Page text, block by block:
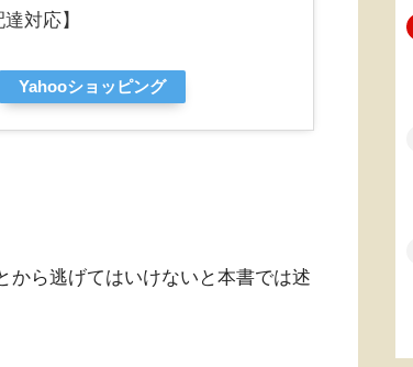
対応】
Yahooショッピング
から逃げてはいけないと本書では述